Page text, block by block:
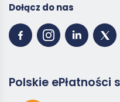
Dołącz do nas
Polskie ePłatności